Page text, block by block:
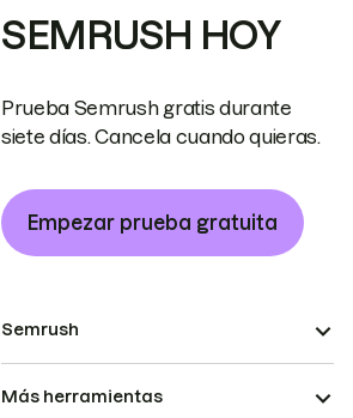
SEMRUSH HOY
Prueba Semrush gratis durante
siete días. Cancela cuando quieras.
Empezar prueba gratuita
Semrush
Más herramientas